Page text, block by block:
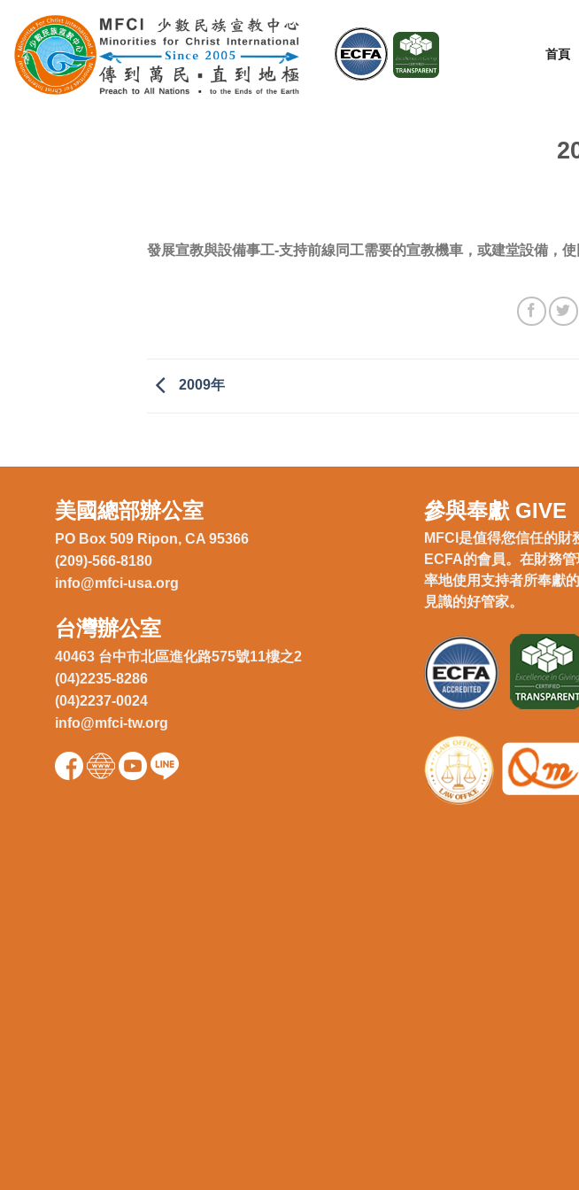
content
首頁
發展宣教與設備事工-支持前線同工需要的宣教機車，或建堂設備，
2009年
美國總部辦公室
PO Box 509 Ripon, CA 95366
(209)-566-8180
info@mfci-usa.org
台灣辦公室
40463 台中市北區進化路575號11樓之2
(04)2235-8286
(04)2237-0024
info@mfci-tw.org
參與奉獻 GIVE
MFCI是值得您信任的財
ECFA的會員。在財務
率地使用支持者所奉獻
見識的好管家。